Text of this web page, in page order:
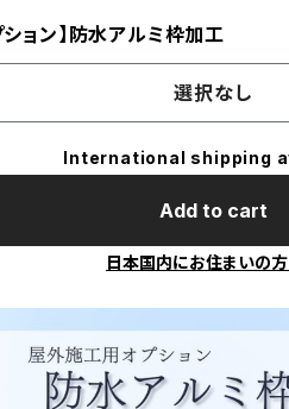
ョン】防水アルミ枠加工
選択なし
International shipping
Add to cart
日本国内にお住まいの